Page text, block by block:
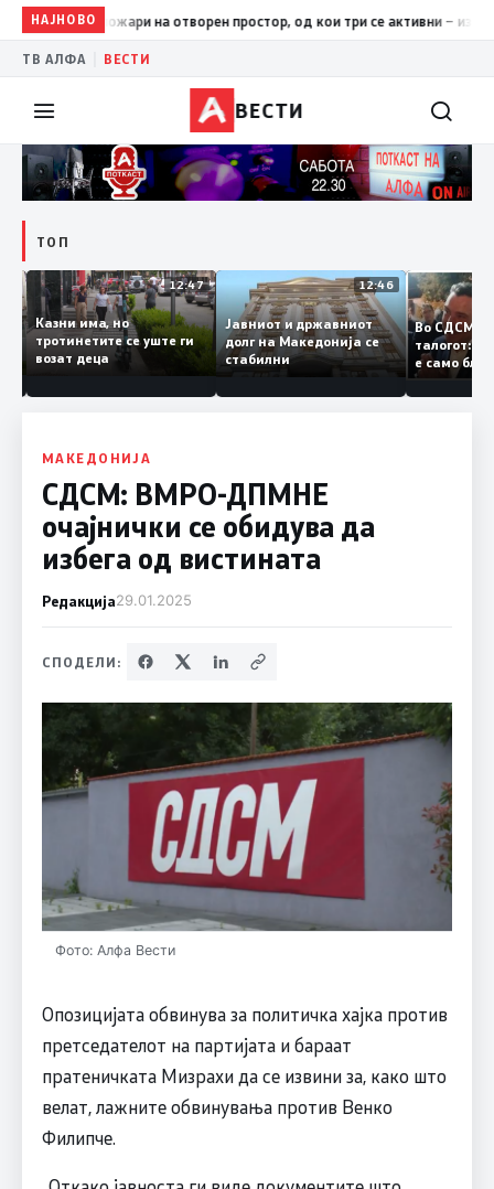
НАЈНОВО17:42ЦУК: До 18 часот 11 пожари на отворен простор, од
ТВ АЛФА ВЕСТИ
ВЕСТИ
ТОП
12:47
Казни има, но
тротинетите се уште ги
возат деца
12:46
Јавниот и државниот
долг на Македонија се
стабилни
Во СДСМ
е само
копија
Заев
МАКЕДОНИЈА
СДСМ: ВМРО-ДПМНЕ
очајнички се обидува да
избегa од вистината
Редакција29.01.2025
СПОДЕЛИ:
Фото: Алфа Вести
Опозицијата обвинува за политичка хајка против
претседателот на партијата и бараат
пратеничката Мизрахи да се извини за, како што
велат, лажните обвинувања против Венко
Филипче.